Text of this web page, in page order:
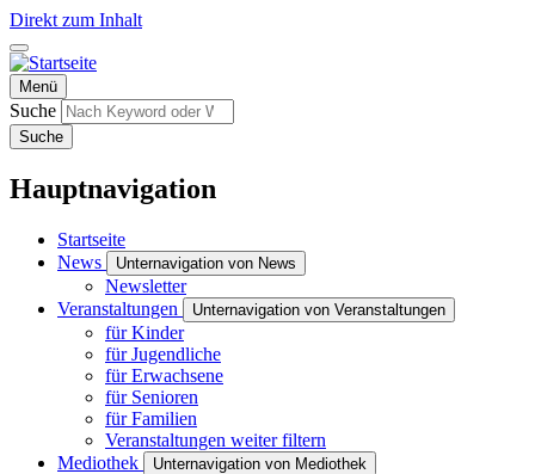
Direkt zum Inhalt
Menü
Suche
Suche
Hauptnavigation
Startseite
News
Unternavigation von News
Newsletter
Veranstaltungen
Unternavigation von Veranstaltungen
für Kinder
für Jugendliche
für Erwachsene
für Senioren
für Familien
Veranstaltungen weiter filtern
Mediothek
Unternavigation von Mediothek